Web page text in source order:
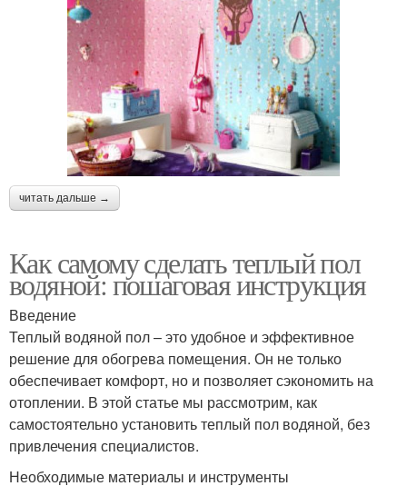
читать дальше →
Как самому сделать теплый пол
водяной: пошаговая инструкция
Введение
Теплый водяной пол – это удобное и эффективное
решение для обогрева помещения. Он не только
обеспечивает комфорт, но и позволяет сэкономить на
отоплении. В этой статье мы рассмотрим, как
самостоятельно установить теплый пол водяной, без
привлечения специалистов.
Необходимые материалы и инструменты